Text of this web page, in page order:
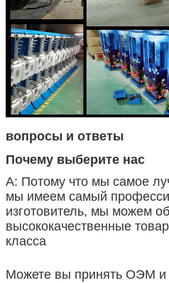
вопросы и ответы
Почему выберите нас
А: Потому что мы самое
мы имеем самый
изготовитель, мы можем
высококачественные
класса
Можете вы принять ОЭМ